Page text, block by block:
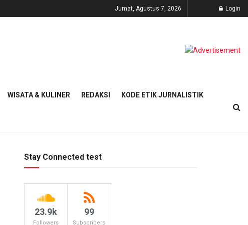
Jumat, Agustus 7, 2026 Login
WISATA & KULINER REDAKSI KODE ETIK JURNALISTIK
Stay Connected test
23.9k
Followers
99
Subscribers